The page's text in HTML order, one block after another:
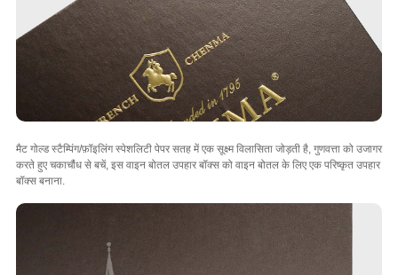
मैट गोल्ड स्टैम्पिंग/फ़ॉइलिंग स्पेशलिटी पेपर सतह में एक सूक्ष्म विलासिता जोड़ती है, गुणवत्ता को उजागर
करते हुए चकाचौंध से बचें, इस वाइन बोतल उपहार बॉक्स को वाइन बोतल के लिए एक परिष्कृत उपहार
बॉक्स बनाना.